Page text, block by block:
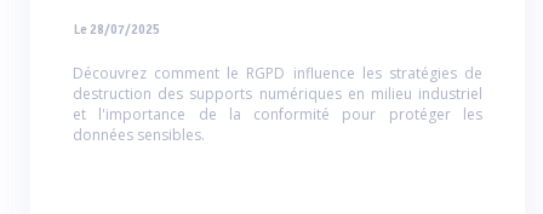
Le 28/07/2025
Découvrez comment le RGPD influence les stratégies de
destruction des supports numériques en milieu industriel
et l'importance de la conformité pour protéger les
données sensibles.